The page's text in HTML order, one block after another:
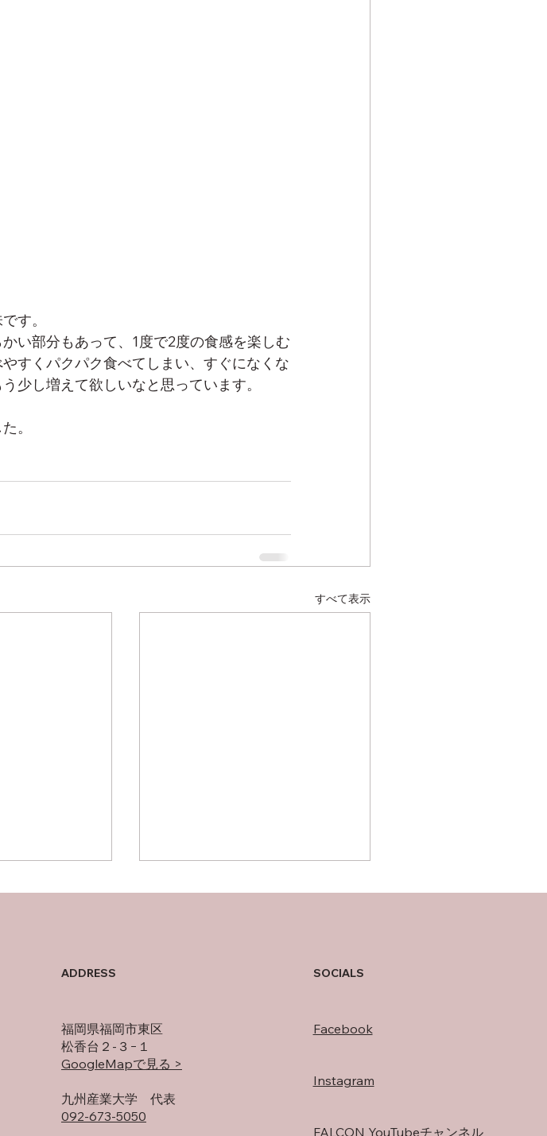
す。
い部分もあって、1度で2度の食感を楽しむ
すくパクパク食べてしまい、すぐになくな
少し増えて欲しいなと思っています。
。
すべて表示
ADDRESS
福岡県福岡市東区
松香台２-３−１
GoogleMapで見る >
​九州産業大学 代表
092-673-5050
SOCIALS
Facebook
Instagram
FALCON YouTubeチャンネル